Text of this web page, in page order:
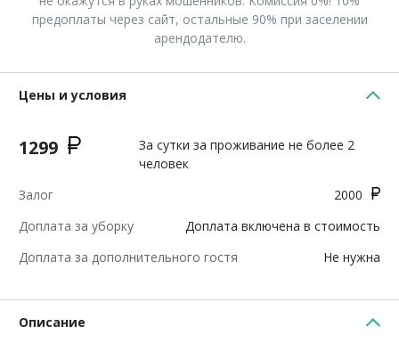
предоплаты через сайт, остальные 90% при заселении
арендодателю.
Цены и условия
1299
За сутки за проживание не более 2
человек
Залог
2000
Доплата за уборку
Доплата включена в стоимость
Доплата за дополнительного гостя
Не нужна
Описание